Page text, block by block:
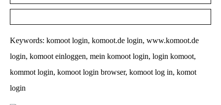
Keywords: komoot login, komoot.de login, www.komoot.de
login, komoot einloggen, mein komoot login, login komoot,
kommot login, komoot login browser, komoot log in, komot
login